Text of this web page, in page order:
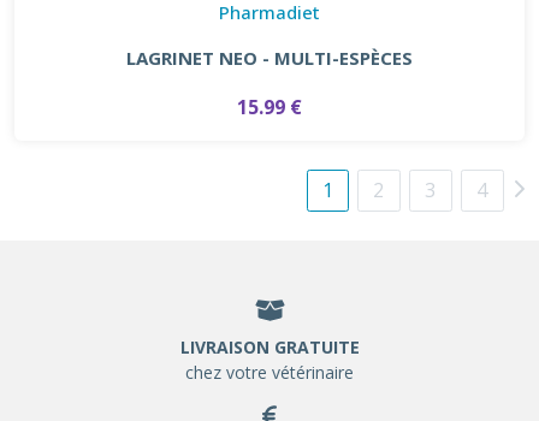
Pharmadiet
LAGRINET NEO - MULTI-ESPÈCES
15.99 €
1 2 3 4
LIVRAISON GRATUITE
chez votre vétérinaire